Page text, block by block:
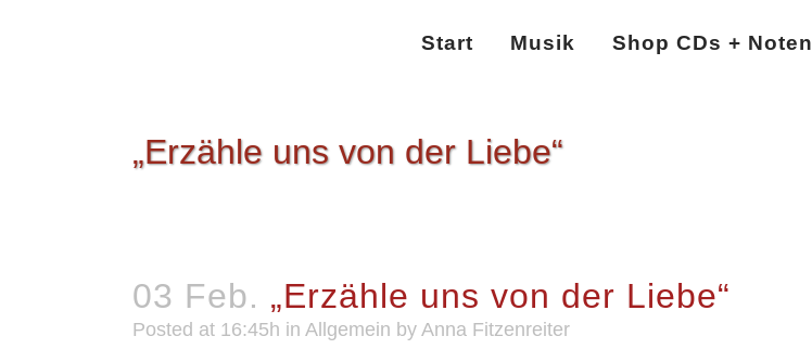
Start Musik Shop CDs + Noten
„Erzähle uns von der Liebe“
03 Feb. „Erzähle uns von der Liebe“
Posted at 16:45h in Allgemein by Anna Fitzenreiter